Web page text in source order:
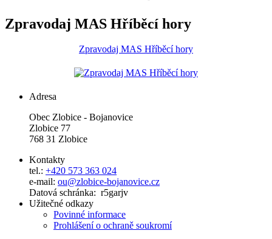
Zpravodaj MAS Hříběcí hory
Zpravodaj MAS Hříběcí hory
Adresa
Obec Zlobice - Bojanovice
Zlobice 77
768 31 Zlobice
Kontakty
tel.: +420 573 363 024
e-mail: ou@zlobice-bojanovice.cz
Datová schránka: r5garjv
Užitečné odkazy
Povinné informace
Prohlášení o ochraně soukromí